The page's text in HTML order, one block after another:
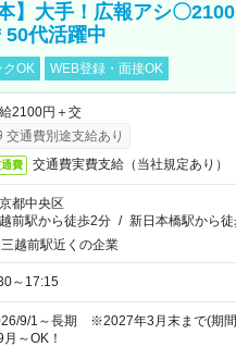
】大手！広報アシ〇
50代活躍中
クOK WEB登録・面接OK
2100円＋交
交通費別途支給あり
費 交通費実費支給（当社規定あり）
都中央区
前駅から徒歩2分 / 新日本橋駅から
三越前駅近くの企業
～17:15
9/1～長期 ※2027年3月末まで(期
～OK！